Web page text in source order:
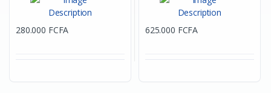
280.000 FCFA 625.000 FCFA